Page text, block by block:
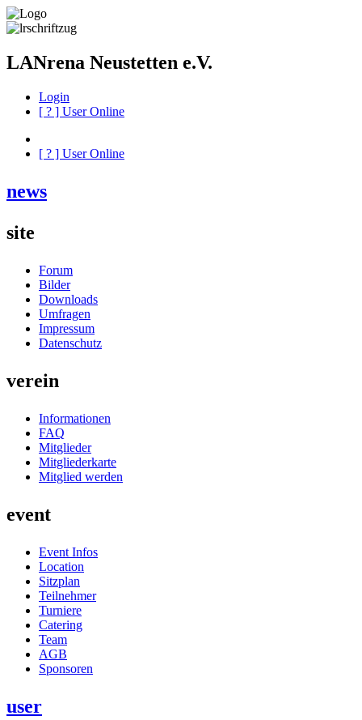
LANrena Neustetten e.V.
Login
[ ? ] User Online
[ ? ] User Online
news
site
Forum
Bilder
Downloads
Umfragen
Impressum
Datenschutz
verein
Informationen
FAQ
Mitglieder
Mitgliederkarte
Mitglied werden
event
Event Infos
Location
Sitzplan
Teilnehmer
Turniere
Catering
Team
AGB
Sponsoren
user